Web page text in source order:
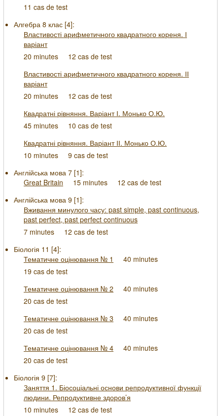
11 cas de test
Алгебра 8 клас [4]:
Властивості арифметичного квадратного кореня. І
варіант
20 minutes
12 cas de test
Властивості арифметичного квадратного кореня. ІІ
варіант
20 minutes
12 cas de test
Квадратні рівняння. Варіант І. Монько О.Ю.
45 minutes
10 cas de test
Квадратні рівняння. Варіант ІІ. Монько О.Ю.
10 minutes
9 cas de test
Англійська мова 7 [1]:
Great Britain
15 minutes
12 cas de test
Англійська мова 9 [1]:
Вживання минулого часу: past simple, past continuous,
past perfect, past perfect continuous
7 minutes
12 cas de test
Біологія 11 [4]:
Тематичне оцінювання № 1
40 minutes
19 cas de test
Тематичне оцінювання № 2
40 minutes
20 cas de test
Тематичне оцінювання № 3
40 minutes
20 cas de test
Тематичне оцінювання № 4
40 minutes
20 cas de test
Біологія 9 [7]:
Заняття 1. Біосоціальні основи репродуктивної функції
людини. Репродуктивне здоров’я
10 minutes
12 cas de test